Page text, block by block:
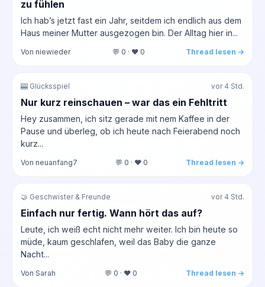
zu fühlen
Ich hab’s jetzt fast ein Jahr, seitdem ich endlich aus dem
Haus meiner Mutter ausgezogen bin. Der Alltag hier in...
Von niewieder 💬 0 · ❤️ 0 Thread lesen →
🎰 Glücksspiel vor 4 Std.
Nur kurz reinschauen – war das ein Fehltritt
Hey zusammen, ich sitz gerade mit nem Kaffee in der
Pause und überleg, ob ich heute nach Feierabend noch
kurz...
Von neuanfang7 💬 0 · ❤️ 0 Thread lesen →
🤝 Geschwister & Freunde vor 4 Std.
Einfach nur fertig. Wann hört das auf?
Leute, ich weiß echt nicht mehr weiter. Ich bin heute so
müde, kaum geschlafen, weil das Baby die ganze
Nacht...
Von Sarah 💬 0 · ❤️ 0 Thread lesen →